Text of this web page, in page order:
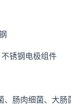
锈钢电极组件
肠肉细菌、大